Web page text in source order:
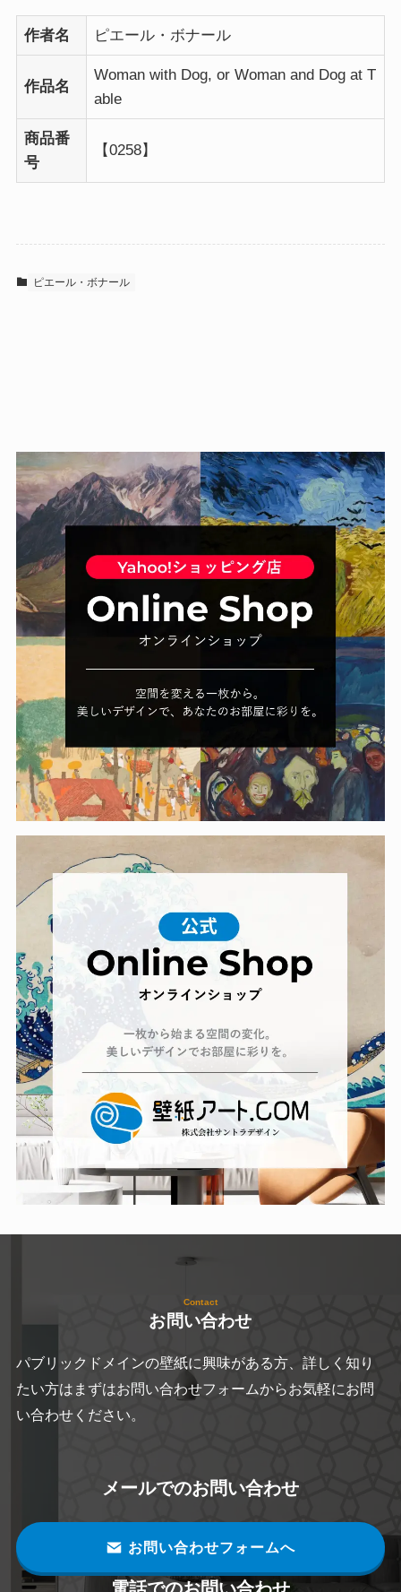
作者名 ピエール・ボナール
作品名
Woman with Dog, or Woman and Dog at T
able
商品番
号
【0258】
ピエール・ボナール
Contact
お問い合わせ
パブリックドメインの壁紙に興味がある方、詳しく知り
たい方はまずはお問い合わせフォームからお気軽にお問
い合わせください。
メールでのお問い合わせ
お問い合わせフォームへ